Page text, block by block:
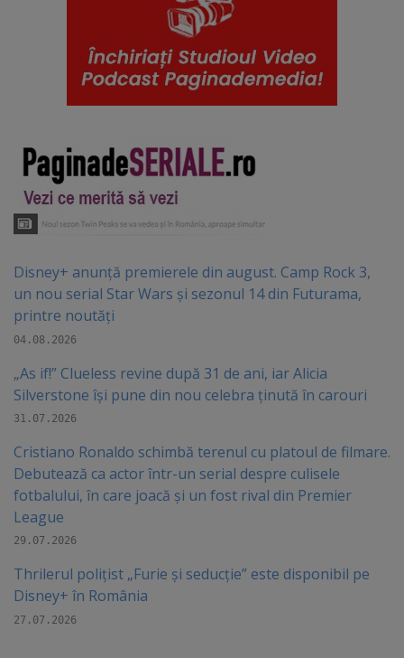
Disney+ anunță premierele din august. Camp Rock 3,
un nou serial Star Wars și sezonul 14 din Futurama,
printre noutăți
04.08.2026
„As if!” Clueless revine după 31 de ani, iar Alicia
Silverstone își pune din nou celebra ținută în carouri
31.07.2026
Cristiano Ronaldo schimbă terenul cu platoul de filmare.
Debutează ca actor într-un serial despre culisele
fotbalului, în care joacă şi un fost rival din Premier
League
29.07.2026
Thrilerul polițist „Furie și seducție” este disponibil pe
Disney+ în România
27.07.2026